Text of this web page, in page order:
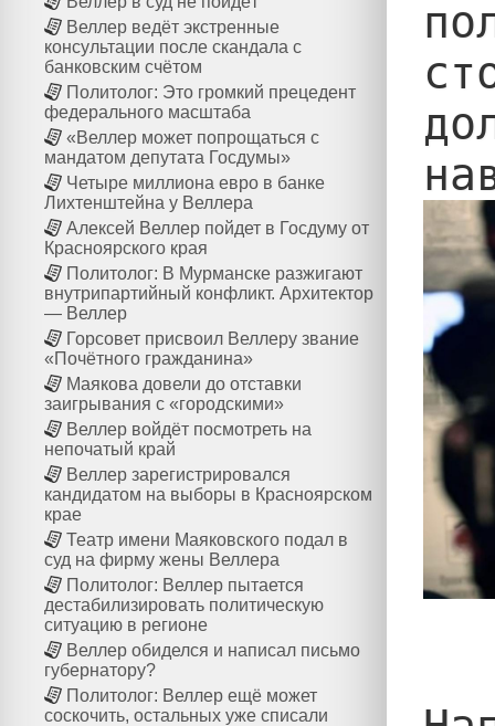
Веллер ведёт экстренные
консультации после скандала с
банковским счётом
Политолог: Это громкий прецедент
федерального масштаба
«Веллер может попрощаться с
мандатом депутата Госдумы»
Четыре миллиона евро в банке
Лихтенштейна у Веллера
Алексей Веллер пойдет в Госдуму от
Красноярского края
Политолог: В Мурманске разжигают
внутрипартийный конфликт. Архитектор
— Веллер
Горсовет присвоил Веллеру звание
«Почётного гражданина»
Маякова довели до отставки
заигрывания с «городскими»
Веллер войдёт посмотреть на
непочатый край
Веллер зарегистрировался
кандидатом на выборы в Красноярском
крае
Театр имени Маяковского подал в
суд на фирму жены Веллера
Политолог: Веллер пытается
дестабилизировать политическую
ситуацию в регионе
Веллер обиделся и написал письмо
губернатору?
Политолог: Веллер ещё может
соскочить, остальных уже списали